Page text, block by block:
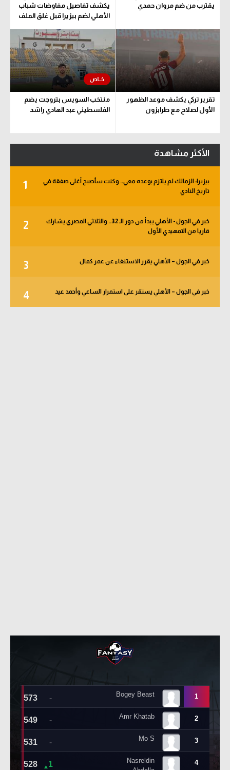
يقترب من ضم مروان حمدي
يكشف تفاصيل مفاوضات شباب
الأهلي لضم بيزيرا قبل غلق الملف
تقرير تركي يكشف موعد الظهور
الأول لصلاح مع طرابزون
منتخب السويس بتروجت يضم
الفلسطيني عبد الهادي راشد
الأكثر مشاهدة
1
بيزيرا: الزمالك لم يلتزم بوعده معي.. وكنت سأصبح أغلى صفقة في
تاريخ النادي
2
خبر في الجول - الأهلي يبدأ من دور الـ 32.. والثلاثي المصري يشارك
قاريا من التمهيدي الأول
3 خبر في الجول – الأهلي يقرر الاستنغاء عن عمر كمال
4 خبر في الجول – الأهلي يستقر على استمرار الساعي وأحمد عيد